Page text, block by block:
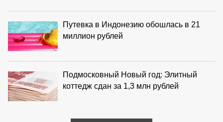
Путевка в Индонезию обошлась в 21
миллион рублей
Подмосковный Новый год: Элитный
коттедж сдан за 1,3 млн рублей